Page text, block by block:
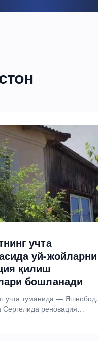
учта
уй-жойларни
қилиш
бошланади
учта туманида — Яшнобод,
реновация